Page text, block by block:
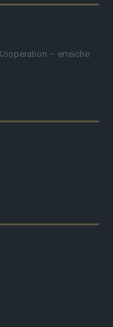
– erreiche